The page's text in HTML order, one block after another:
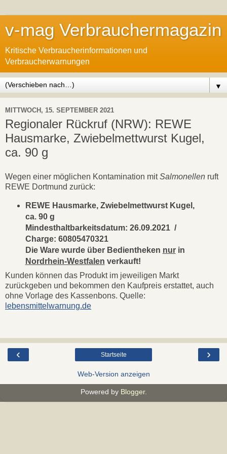
v-mag Verbrauchermagazin
Kritische Verbraucherinformationen und
Verbraucherwarnungen
▼
MITTWOCH, 15. SEPTEMBER 2021
Regionaler Rückruf (NRW): REWE
Hausmarke, Zwiebelmettwurst Kugel,
ca. 90 g
Wegen einer möglichen Kontamination mitSalmonellen ruft
REWE Dortmund zurück:
REWE Hausmarke, Zwiebelmettwurst Kugel,
ca. 90 g
Mindesthaltbarkeitsdatum: 26.09.2021 /
Charge: 60805470321
Die Ware wurde über Bedientheken nurin
Nordrhein-Westfalen verkauft!
Kunden können das Produkt im jeweiligen Markt
zurückgeben und bekommen den Kaufpreis erstattet, auch
ohne Vorlage des Kassenbons. Quelle:
lebensmittelwarnung.de
‹ ›
Startseite
Web-Version anzeigen
Powered by Blogger.